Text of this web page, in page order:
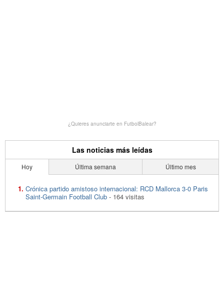
¿Quieres anunciarte en FutbolBalear?
Las noticias más leídas
Hoy Última semana Último mes
Crónica partido amistoso internacional: RCD Mallorca 3-0 Paris
Saint-Germain Football Club - 164 visitas